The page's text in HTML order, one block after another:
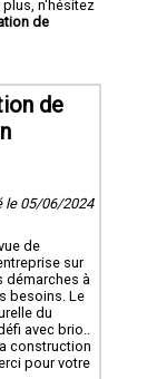
n'hésitez
de
de
le 05/06/2024
de
sur
démarches à
besoins. Le
du
avec brio..
construction
pour votre